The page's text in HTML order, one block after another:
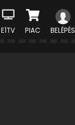
E1TV PIAC BELÉPÉS